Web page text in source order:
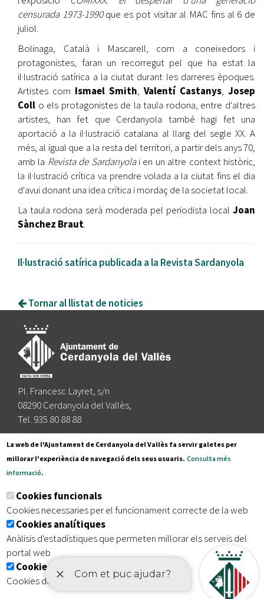
censurada 1973-1990que es pot visitar al MAC fins al 6 de
juliol.
Bolinaga, Català i Mascarell, com a coneixedors i
protagonistes, faran un recorregut pel que ha estat la
il·lustració satírica a la ciutat durant les darreres èpoques.
Artistes com Ismael Smith, Valentí Castanys, Josep
Coll o els protagonistes de la taula rodona, entre d'altres
artistes, han fet que Cerdanyola també hagi fet una
aportació a la il·lustració catalana al llarg del segle XX. A
més, al igual que a la resta del territori, a partir dels anys 70,
amb la Revista de Sardanyolai en un altre context històric,
la il·lustració crítica va prendre volada a la ciutat fins el dia
d'avui donant una idea crítica i mordaç de la societat local.
La taula rodona serà moderada pel periodista local Joan
Sànchez Braut.
Il·lustració satírica publicada a la Revista Sardanyola
Tornar al llistat de noticies
Pl. Francesc Layret, s/n
08290 Cerdanyola del Vallès,
Tel. 935 80 88 88
Segueix-nos a:
Subscriu-te al nostre butlletí
Inici | Avís legal | Protecció de dades
| Accessibilitat
La web de l'Ajuntament de Cerdanyola del Vallès fa servir galetes per
millorar l'experiència de navegació dels seus usuaris. Consulta més
informació.
Cookies funcionals
Cookies necessaries per el funcionament correcte de la web
Cookies analítiques
Anàlisis d'estadístiques que permeten millorar els serveis del
portal web
Cookies publicitàries
Cookies de tercers amb finalitat publicitària